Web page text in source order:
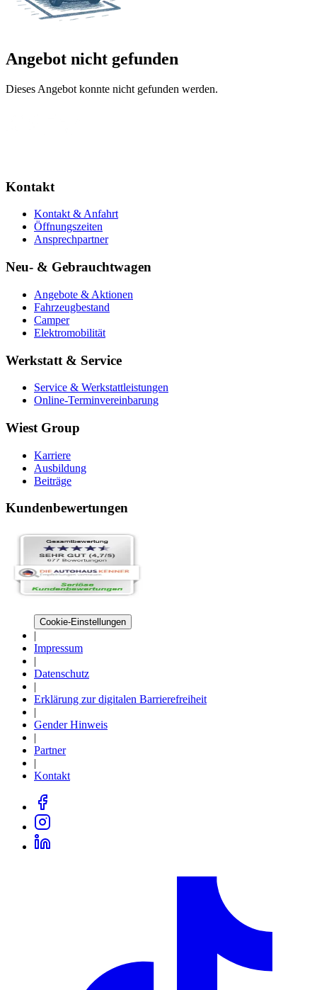
Angebot nicht gefunden
Dieses Angebot konnte nicht gefunden werden.
Kontakt
Kontakt & Anfahrt
Öffnungszeiten
Ansprechpartner
Neu- & Gebrauchtwagen
Angebote & Aktionen
Fahrzeugbestand
Camper
Elektromobilität
Werkstatt & Service
Service & Werkstattleistungen
Online-Terminvereinbarung
Wiest Group
Karriere
Ausbildung
Beiträge
Kundenbewertungen
Cookie-Einstellungen
|
Impressum
|
Datenschutz
|
Erklärung zur digitalen Barrierefreiheit
|
Gender Hinweis
|
Partner
|
Kontakt